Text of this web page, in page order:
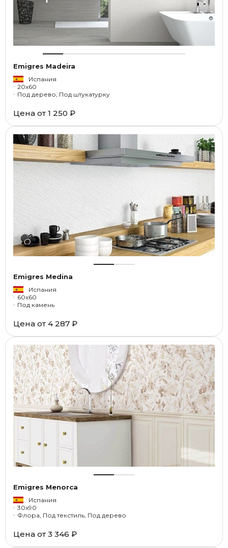
Emigres Madeira
Испания
20x60
Под дерево, Под штукатурку
Цена от 1 250 ₽
Emigres Medina
Испания
60x60
Под камень
Цена от 4 287 ₽
Emigres Menorca
Испания
30x90
Флора, Под текстиль, Под дерево
Цена от 3 346 ₽